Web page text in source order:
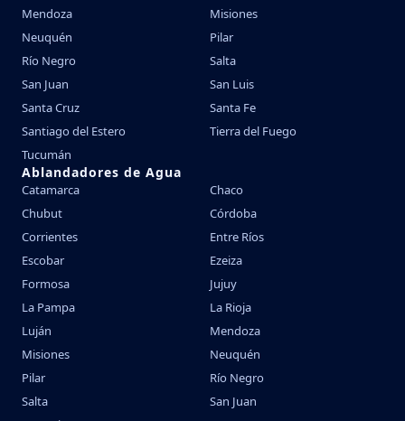
Mendoza
Misiones
Neuquén
Pilar
Río Negro
Salta
San Juan
San Luis
Santa Cruz
Santa Fe
Santiago del Estero
Tierra del Fuego
Tucumán
Ablandadores de Agua
Catamarca
Chaco
Chubut
Córdoba
Corrientes
Entre Ríos
Escobar
Ezeiza
Formosa
Jujuy
La Pampa
La Rioja
Luján
Mendoza
Misiones
Neuquén
Pilar
Río Negro
Salta
San Juan